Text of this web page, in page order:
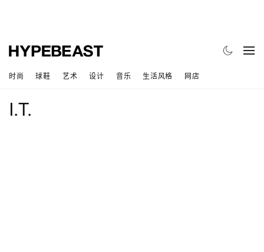
时尚 球鞋 艺术 设计 音乐 生活风格 网店
I.T.